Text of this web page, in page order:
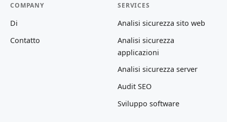
COMPANY
Di
Contatto
SERVICES
Analisi sicurezza sito web
Analisi sicurezza
applicazioni
Analisi sicurezza server
Audit SEO
Sviluppo software